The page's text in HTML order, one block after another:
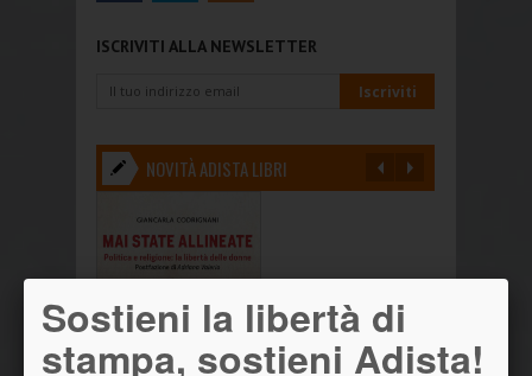
ISCRIVITI ALLA NEWSLETTER
NOVITÀ ADISTA LIBRI
Sostieni la libertà di
stampa, sostieni Adista!